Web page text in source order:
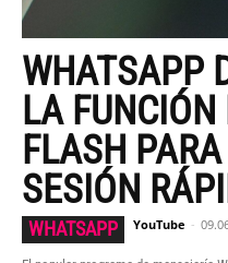
WHATSAPP
LA
FLASH
SESIÓN
WHATSAPP YouTube -